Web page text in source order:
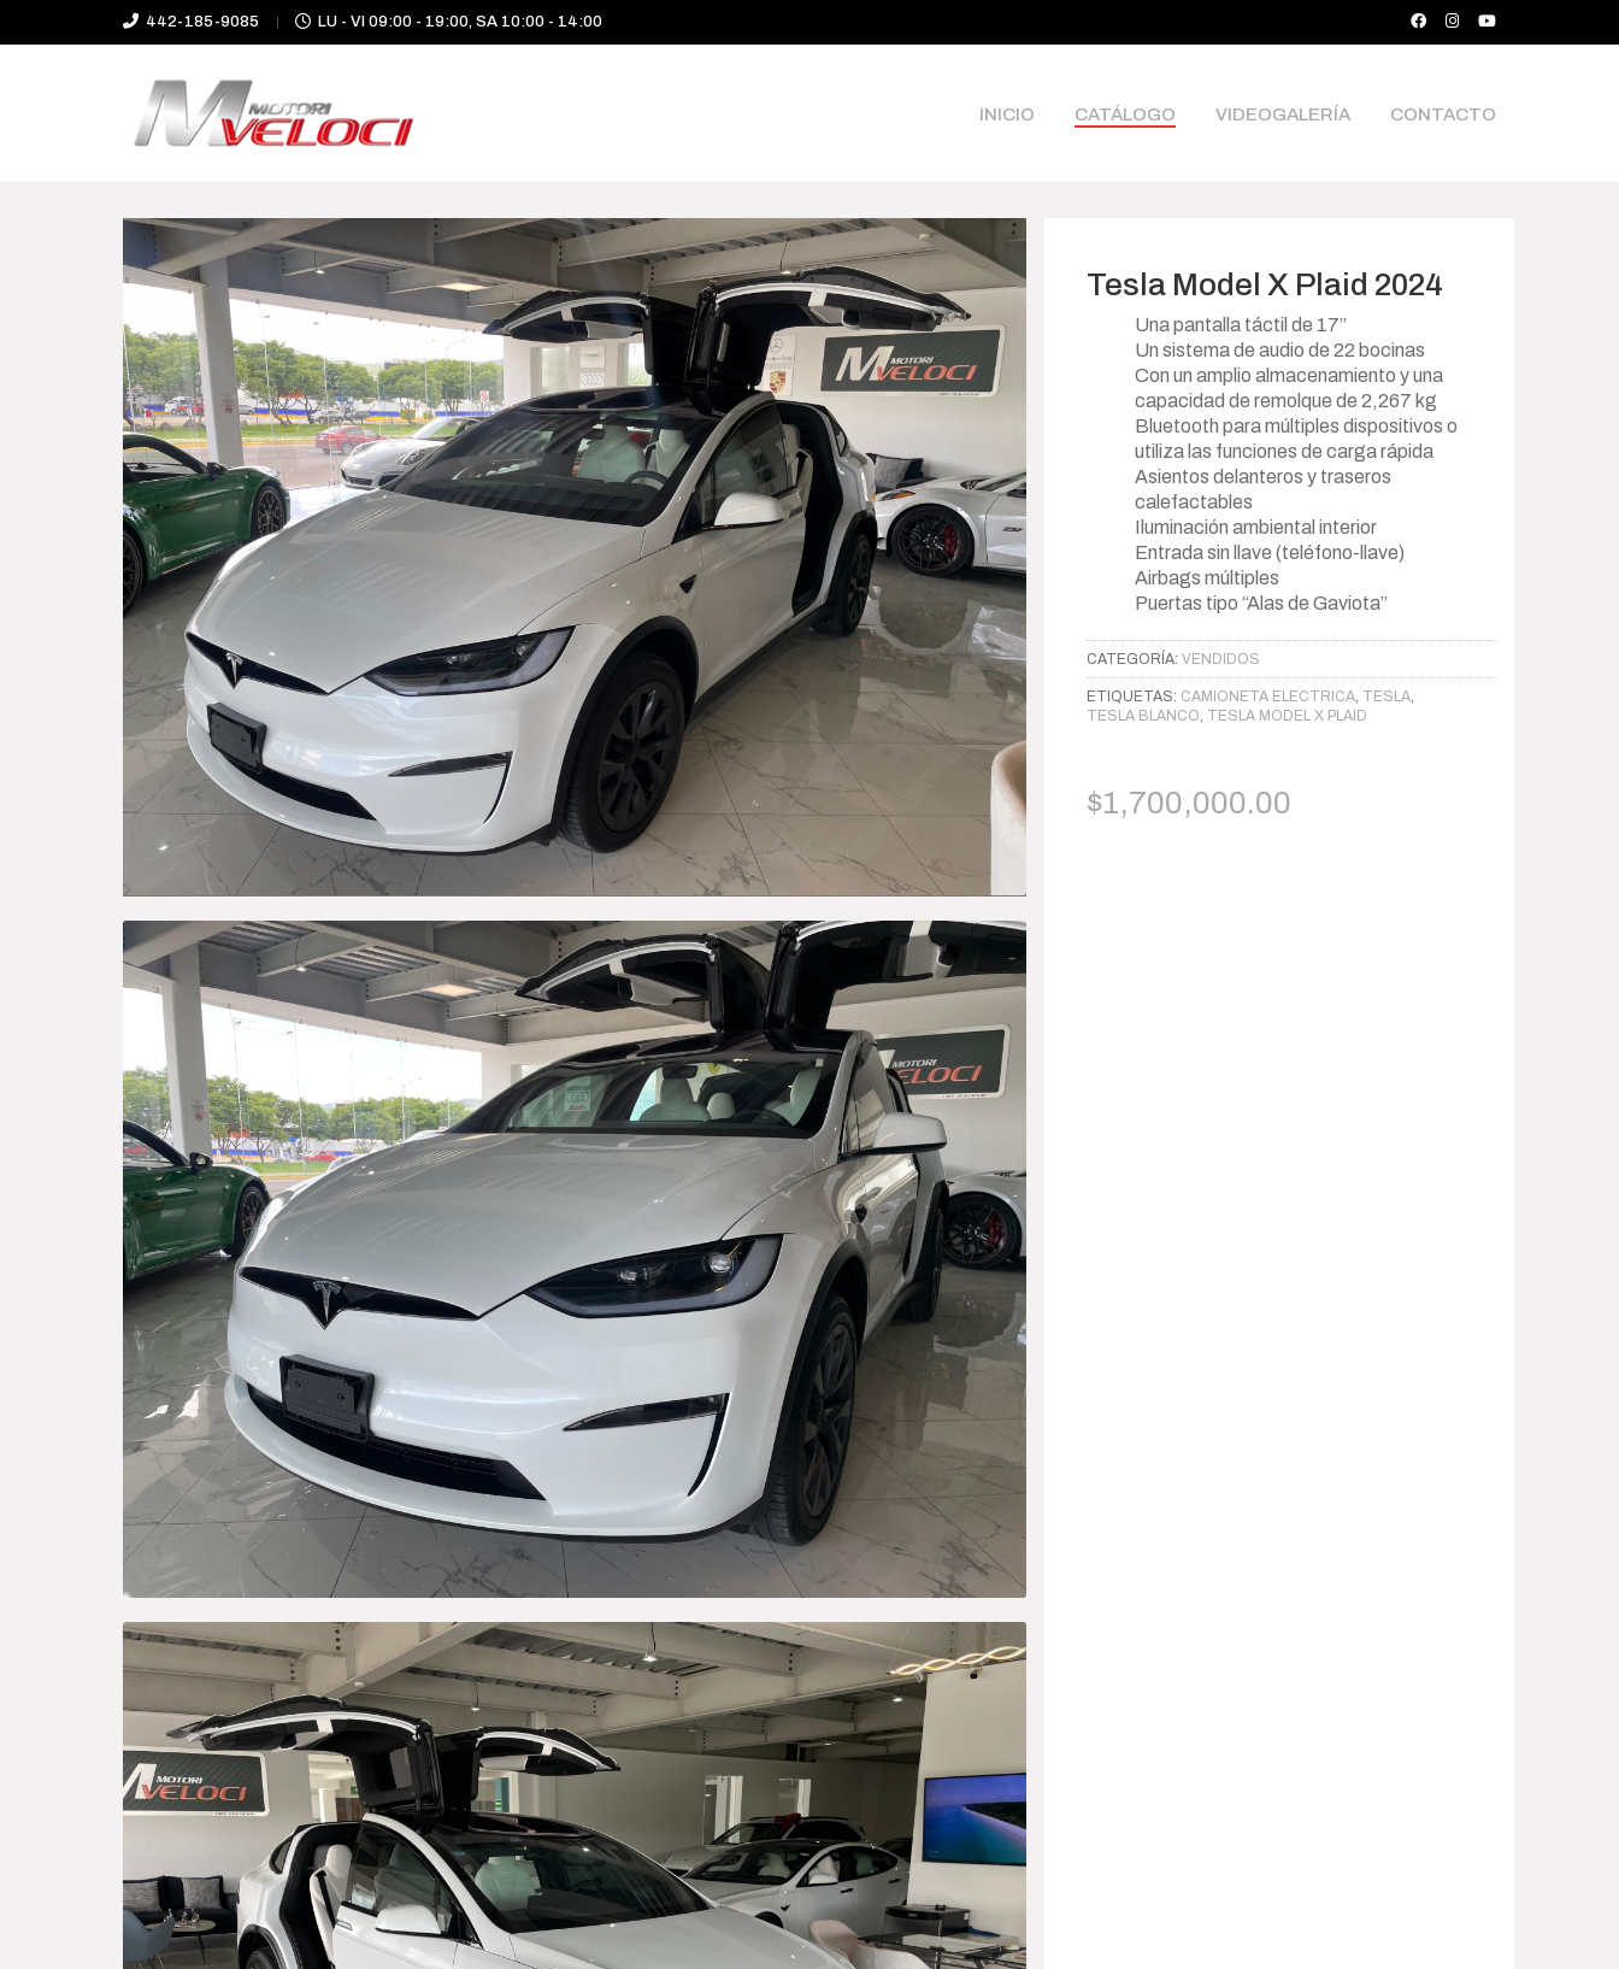
442-185-9085 LU - VI 09:00 - 19:00, SA 10:00 - 14:00
INICIO CATÁLOGO VIDEOGALERÍA CONTACTO
Tesla Model X Plaid 2024
Una pantalla táctil de 17”
Un sistema de audio de 22 bocinas
Con un amplio almacenamiento y una
capacidad de remolque de 2,267 kg
Bluetooth para múltiples dispositivos o
utiliza las funciones de carga rápida
Asientos delanteros y traseros
calefactables
Iluminación ambiental interior
Entrada sin llave (teléfono-llave)
Airbags múltiples
Puertas tipo “Alas de Gaviota”
CATEGORÍA: VENDIDOS
ETIQUETAS: CAMIONETA ELECTRICA, TESLA,
TESLA BLANCO, TESLA MODEL X PLAID
$1,700,000.00